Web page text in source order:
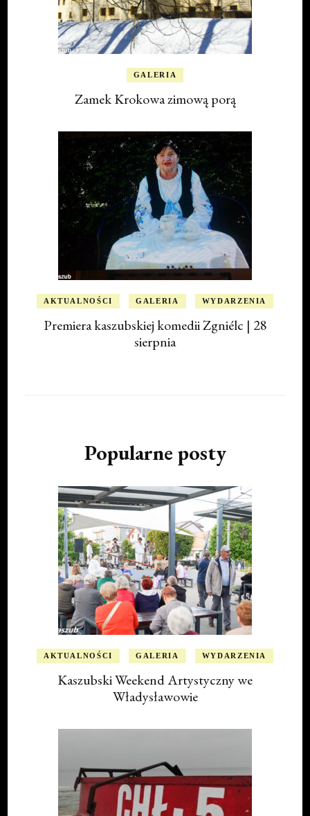
GALERIA
Zamek Krokowa zimową porą
AKTUALNOŚCI GALERIA WYDARZENIA
Premiera kaszubskiej komedii Zgniélc | 28
sierpnia
Popularne posty
AKTUALNOŚCI GALERIA WYDARZENIA
Kaszubski Weekend Artystyczny we
Władysławowie